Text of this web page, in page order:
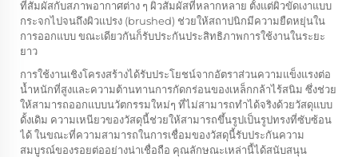
ที่สัมผัสกับสภาพอากาศต่าง ๆ ผิวสัมผัสที่หลากหลาย ตั้งแต่ผิวขัดเงาแบบ
กระจกไปจนถึงผิวแปรง (brushed) ช่วยให้สถาปนิกมีความยืดหยุ่นใน
การออกแบบ ขณะเดียวกันก็รับประกันประสิทธิภาพการใช้งานในระยะ
ยาว
การใช้งานเชิงโครงสร้างได้รับประโยชน์จากอัตราส่วนความแข็งแรงต่อ
น้ำหนักที่สูงและความต้านทานการกัดกร่อนของเหล็กกล้าไร้สนิม ซึ่งช่วย
ให้สามารถออกแบบนวัตกรรมใหม่ๆ ที่ไม่สามารถทำได้จริงด้วยวัสดุแบบ
ดั้งเดิม ความเหนียวของวัสดุนี้ช่วยให้สามารถขึ้นรูปเป็นรูปทรงที่ซับซ้อน
ได้ ในขณะที่ความสามารถในการเชื่อมของวัสดุนี้รับประกันความ
สมบูรณ์ของรอยต่ออย่างน่าเชื่อถือ คุณลักษณะเหล่านี้ได้สนับสนุน